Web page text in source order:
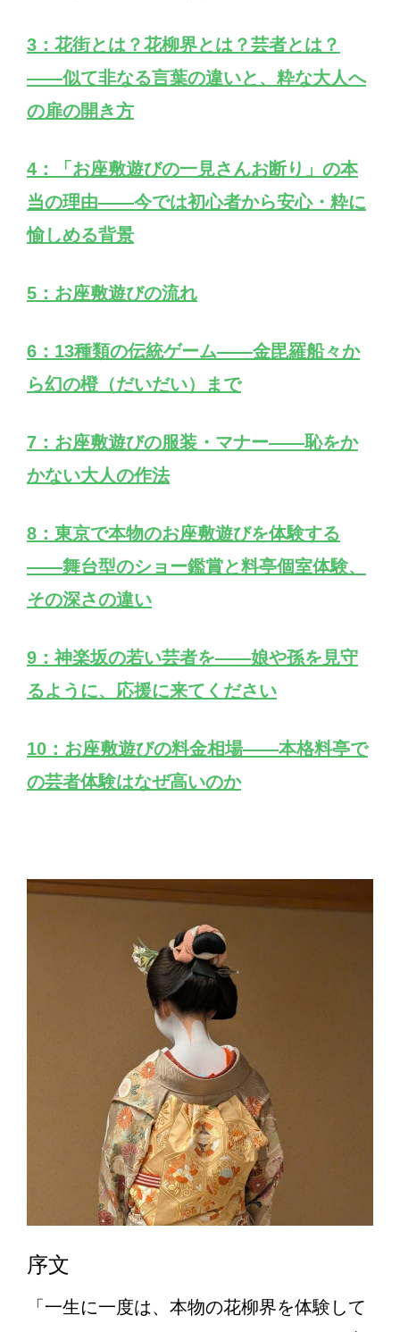
3：花街とは？花柳界とは？芸者とは？
——似て非なる言葉の違いと、粋な大人へ
の扉の開き方
4：「お座敷遊びの一見さんお断り」の本
当の理由——今では初心者から安心・粋に
愉しめる背景
5：お座敷遊びの流れ
6：13種類の伝統ゲーム——金毘羅船々か
ら幻の橙（だいだい）まで
7：お座敷遊びの服装・マナー——恥をか
かない大人の作法
8：東京で本物のお座敷遊びを体験する
——舞台型のショー鑑賞と料亭個室体験、
その深さの違い
9：神楽坂の若い芸者を——娘や孫を見守
るように、応援に来てください
10：お座敷遊びの料金相場——本格料亭で
の芸者体験はなぜ高いのか
序文
「一生に一度は、本物の花柳界を体験して